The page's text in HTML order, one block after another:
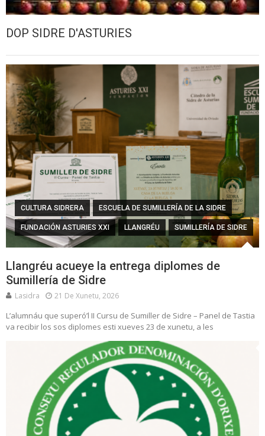
DOP SIDRE D'ASTURIES
CULTURA SIDRERA ESCUELA DE SUMILLERÍA DE LA SIDRE
FUNDACIÓN ASTURIES XXI LLANGRÉU SUMILLERÍA DE SIDRE
Llangréu acueye la entrega diplomes de
Sumillería de Sidre
Lasidra 21 De Xunetu, 2026
L’alumnáu que superó’l II Cursu de Sumiller de Sidre – Panel de Tastia
va recibir los sos diplomes esti xueves 23 de xunetu, a les